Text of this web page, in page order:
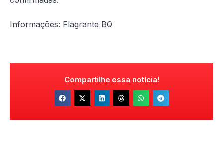
Informações: Flagrante BQ
Compartilhe essa notícia!